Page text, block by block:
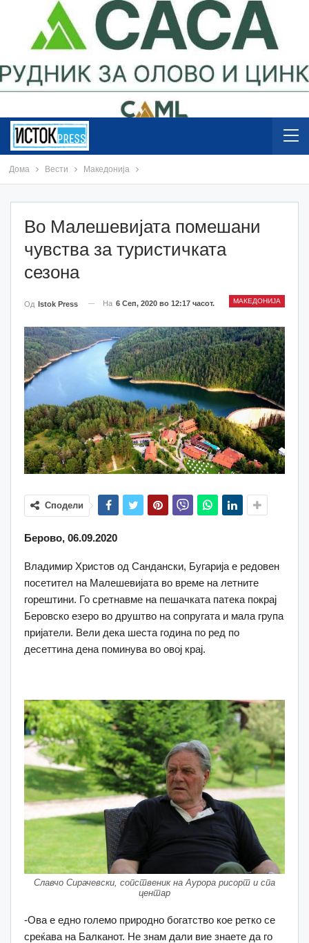
Дома Вести Македонија
Во Малешевијата помешани
чувства за туристичката
сезона
МАКЕДОНИЈА
Од Istok Press На 6 Сеп, 2020 во 12:17 часот.
Сподели
Берово, 06.09.2020
Владимир Христов од Сандански, Бугарија е редовен
посетител на Малешевијата во време на летните
горештини. Го сретнавме на пешачката патека покрај
Беровско езеро во друштво на сопругата и мала група
пријатели. Вели дека шеста година по ред по
десеттина дена поминува во овој крај.
Славчо Сирачевски, сопственик на Аурора рисорт и спа
центар
-Ова е едно големо природно богатство кое ретко се
среќава на Балканот. Не знам дали вие знаете да го